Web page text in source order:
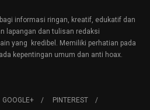
informasi ringan, kreatif, edukatif dan
lapangan dan tulisan redaksi
yang kredibel. Memiliki perhatian pada
kepentingan umum dan anti hoax.
GOOGLE+
PINTEREST